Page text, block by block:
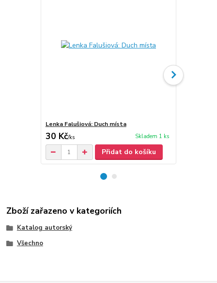
Lenka Falušiová: Duch místa
30 Kč/ks Skladem 1 ks
Přidat do košíku
Zboží zařazeno v kategoriích
Katalog autorský
Všechno